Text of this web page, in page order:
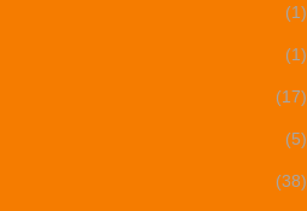
(1)
(1)
(17)
(5)
(38)